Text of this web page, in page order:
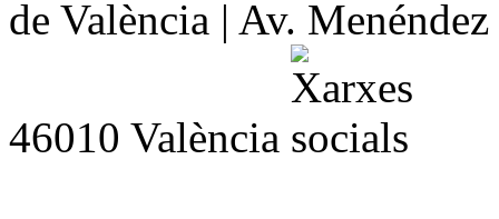
de València | Av.
46010 València